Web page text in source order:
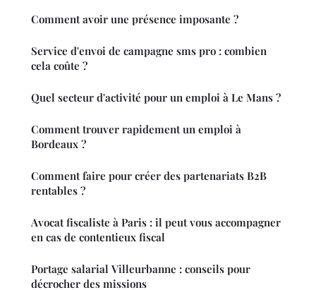
Comment avoir une présence imposante ?
Service d'envoi de campagne sms pro : combien
cela coûte ?
Quel secteur d'activité pour un emploi à Le Mans ?
Comment trouver rapidement un emploi à
Bordeaux ?
Comment faire pour créer des partenariats B2B
rentables ?
Avocat fiscaliste à Paris : il peut vous accompagner
en cas de contentieux fiscal
Portage salarial Villeurbanne : conseils pour
décrocher des missions